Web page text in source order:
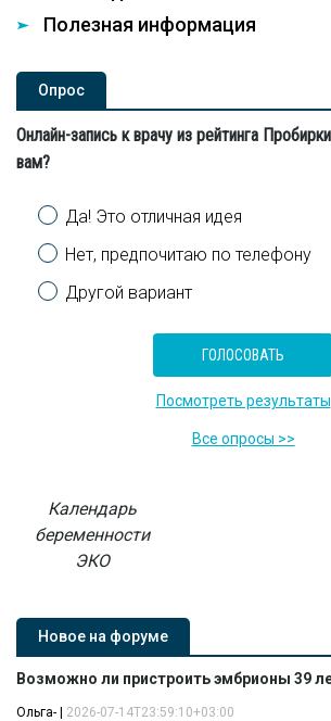
Полезная информация
Опроc
Онлайн-запись к врачу из рейтинга
вам?
Варианты
Да! Это отличная идея
Нет, предпочитаю по телефону
Другой вариант
Посмотреть результаты
Все опросы >>
Календарь
беременности
ЭКО
Новое на форуме
Возможно ли пристроить эмбрионы 39
Ольга- 2026-07-14T23:59:10+03:00